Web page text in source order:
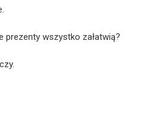
prezenty wszystko załatwią?